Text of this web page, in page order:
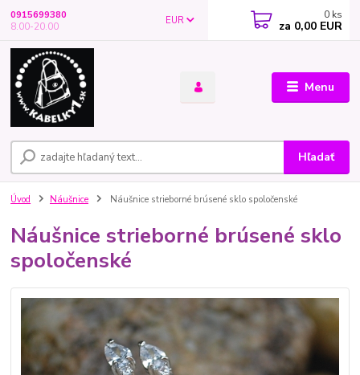
Menu
EUR
Hľadať
0915699380
8.00-20.00
0 ks
za 0,00 EUR
Úvod Náušnice Náušnice strieborné brúsené sklo spoločenské
Náušnice strieborné brúsené sklo
spoločenské